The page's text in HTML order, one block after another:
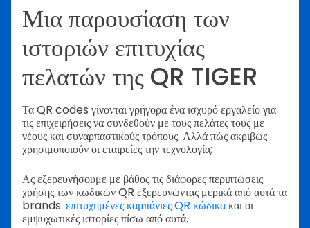
Μια παρουσίαση των
ιστοριών επιτυχίας
πελατών της QR TIGER
Τα QR codes γίνονται γρήγορα ένα ισχυρό εργαλείο για
τις επιχειρήσεις να συνδεθούν με τους πελάτες τους με
νέους και συναρπαστικούς τρόπους. Αλλά πώς ακριβώς
χρησιμοποιούν οι εταιρείες την τεχνολογία;
Ας εξερευνήσουμε με βάθος τις διάφορες περιπτώσεις
χρήσης των κωδικών QR εξερευνώντας μερικά από αυτά τα
brands. επιτυχημένες καμπάνιες QR κώδικακαι οι
εμψυχωτικές ιστορίες πίσω από αυτά.